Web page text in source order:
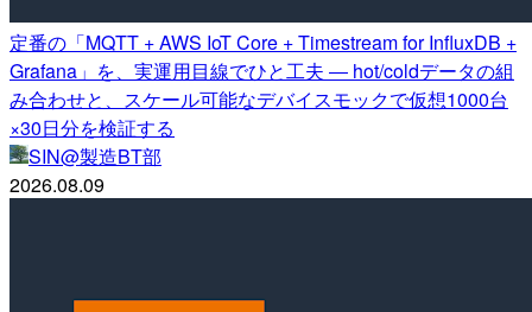
定番の「MQTT + AWS IoT Core + Timestream for InfluxDB +
Grafana」を、実運用目線でひと工夫 ― hot/coldデータの組
み合わせと、スケール可能なデバイスモックで仮想1000台
×30日分を検証する
SIN@製造BT部
2026.08.09